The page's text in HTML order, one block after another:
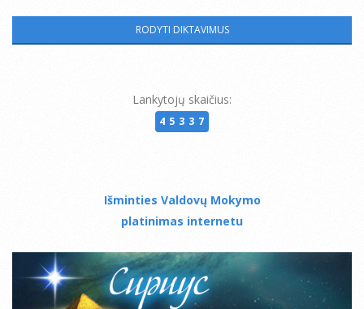
Lankytojų skaičius:
45337
Išminties Valdovų Mokymo
platinimas internetu